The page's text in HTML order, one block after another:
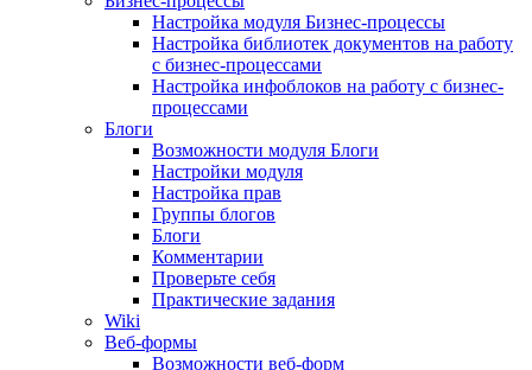
Настройка модуля Бизнес-процессы
Настройка библиотек документов на работу
с бизнес-процессами
Настройка инфоблоков на работу с бизнес-
процессами
Блоги
Возможности модуля Блоги
Настройки модуля
Настройка прав
Группы блогов
Блоги
Комментарии
Проверьте себя
Практические задания
Wiki
Веб-формы
Возможности веб-форм